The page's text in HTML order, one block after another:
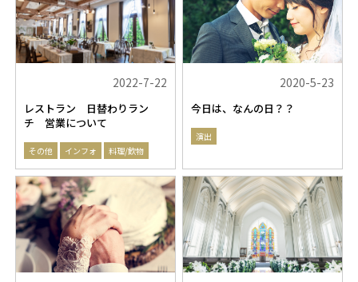
2022-7-22
レストラン 日替わりラン
チ 営業について
その他 インフォ 料理/飲物
2020-5-23
今日は、なんの日？？
演出